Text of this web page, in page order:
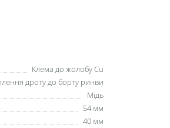
Клема до жолобу Cu
дроту до борту ринви
Мідь
54 мм
40 мм